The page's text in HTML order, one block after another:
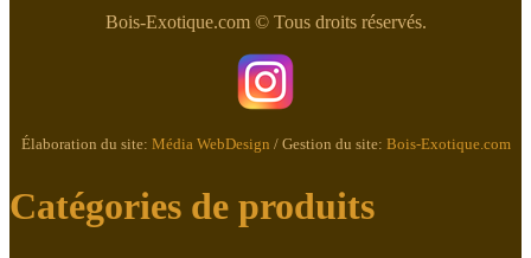
Bois-Exotique.com © Tous droits réservés.
Élaboration du site: Média WebDesign / Gestion du site: Bois-Exotique.com
Catégories de produits